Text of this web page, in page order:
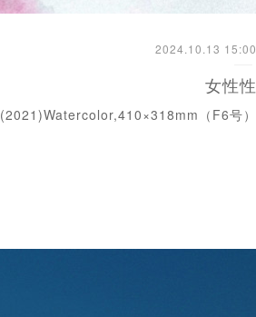
2024.10.13 15:00
女性性
(2021)Watercolor,410×318mm（F6号）